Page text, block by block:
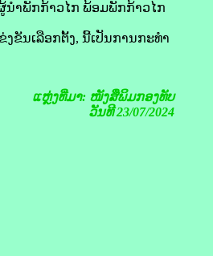
ຳ​ພັກ​ກ້າວ​ໄກ ພ້ອມ​ພັກ​ກ້າວ​ໄກ
ຂັນ​ເລືອກ​ຕັ້ງ, ນີ້​ເປັນ​ການ​ກະທຳ​
ແຫຼ່ງທີ່ມາ: ໜັງສືພິມກອງທັບ
ວັນທີ 23/07/2024